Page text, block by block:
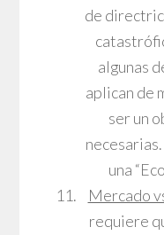
de
algunas
aplican de
ser un
una
Mercado
requiere